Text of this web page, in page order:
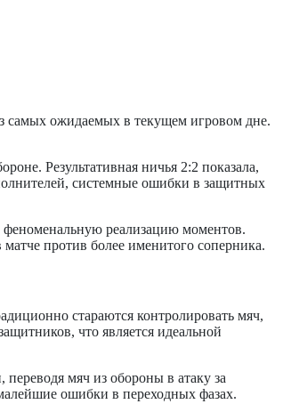
самых ожидаемых в текущем игровом дне.
Результативная ничья 2:2 показала,
системные ошибки в защитных
реализацию моментов.
против более именитого соперника.
стараются контролировать мяч,
что является идеальной
мяч из обороны в атаку за
ошибки в переходных фазах.